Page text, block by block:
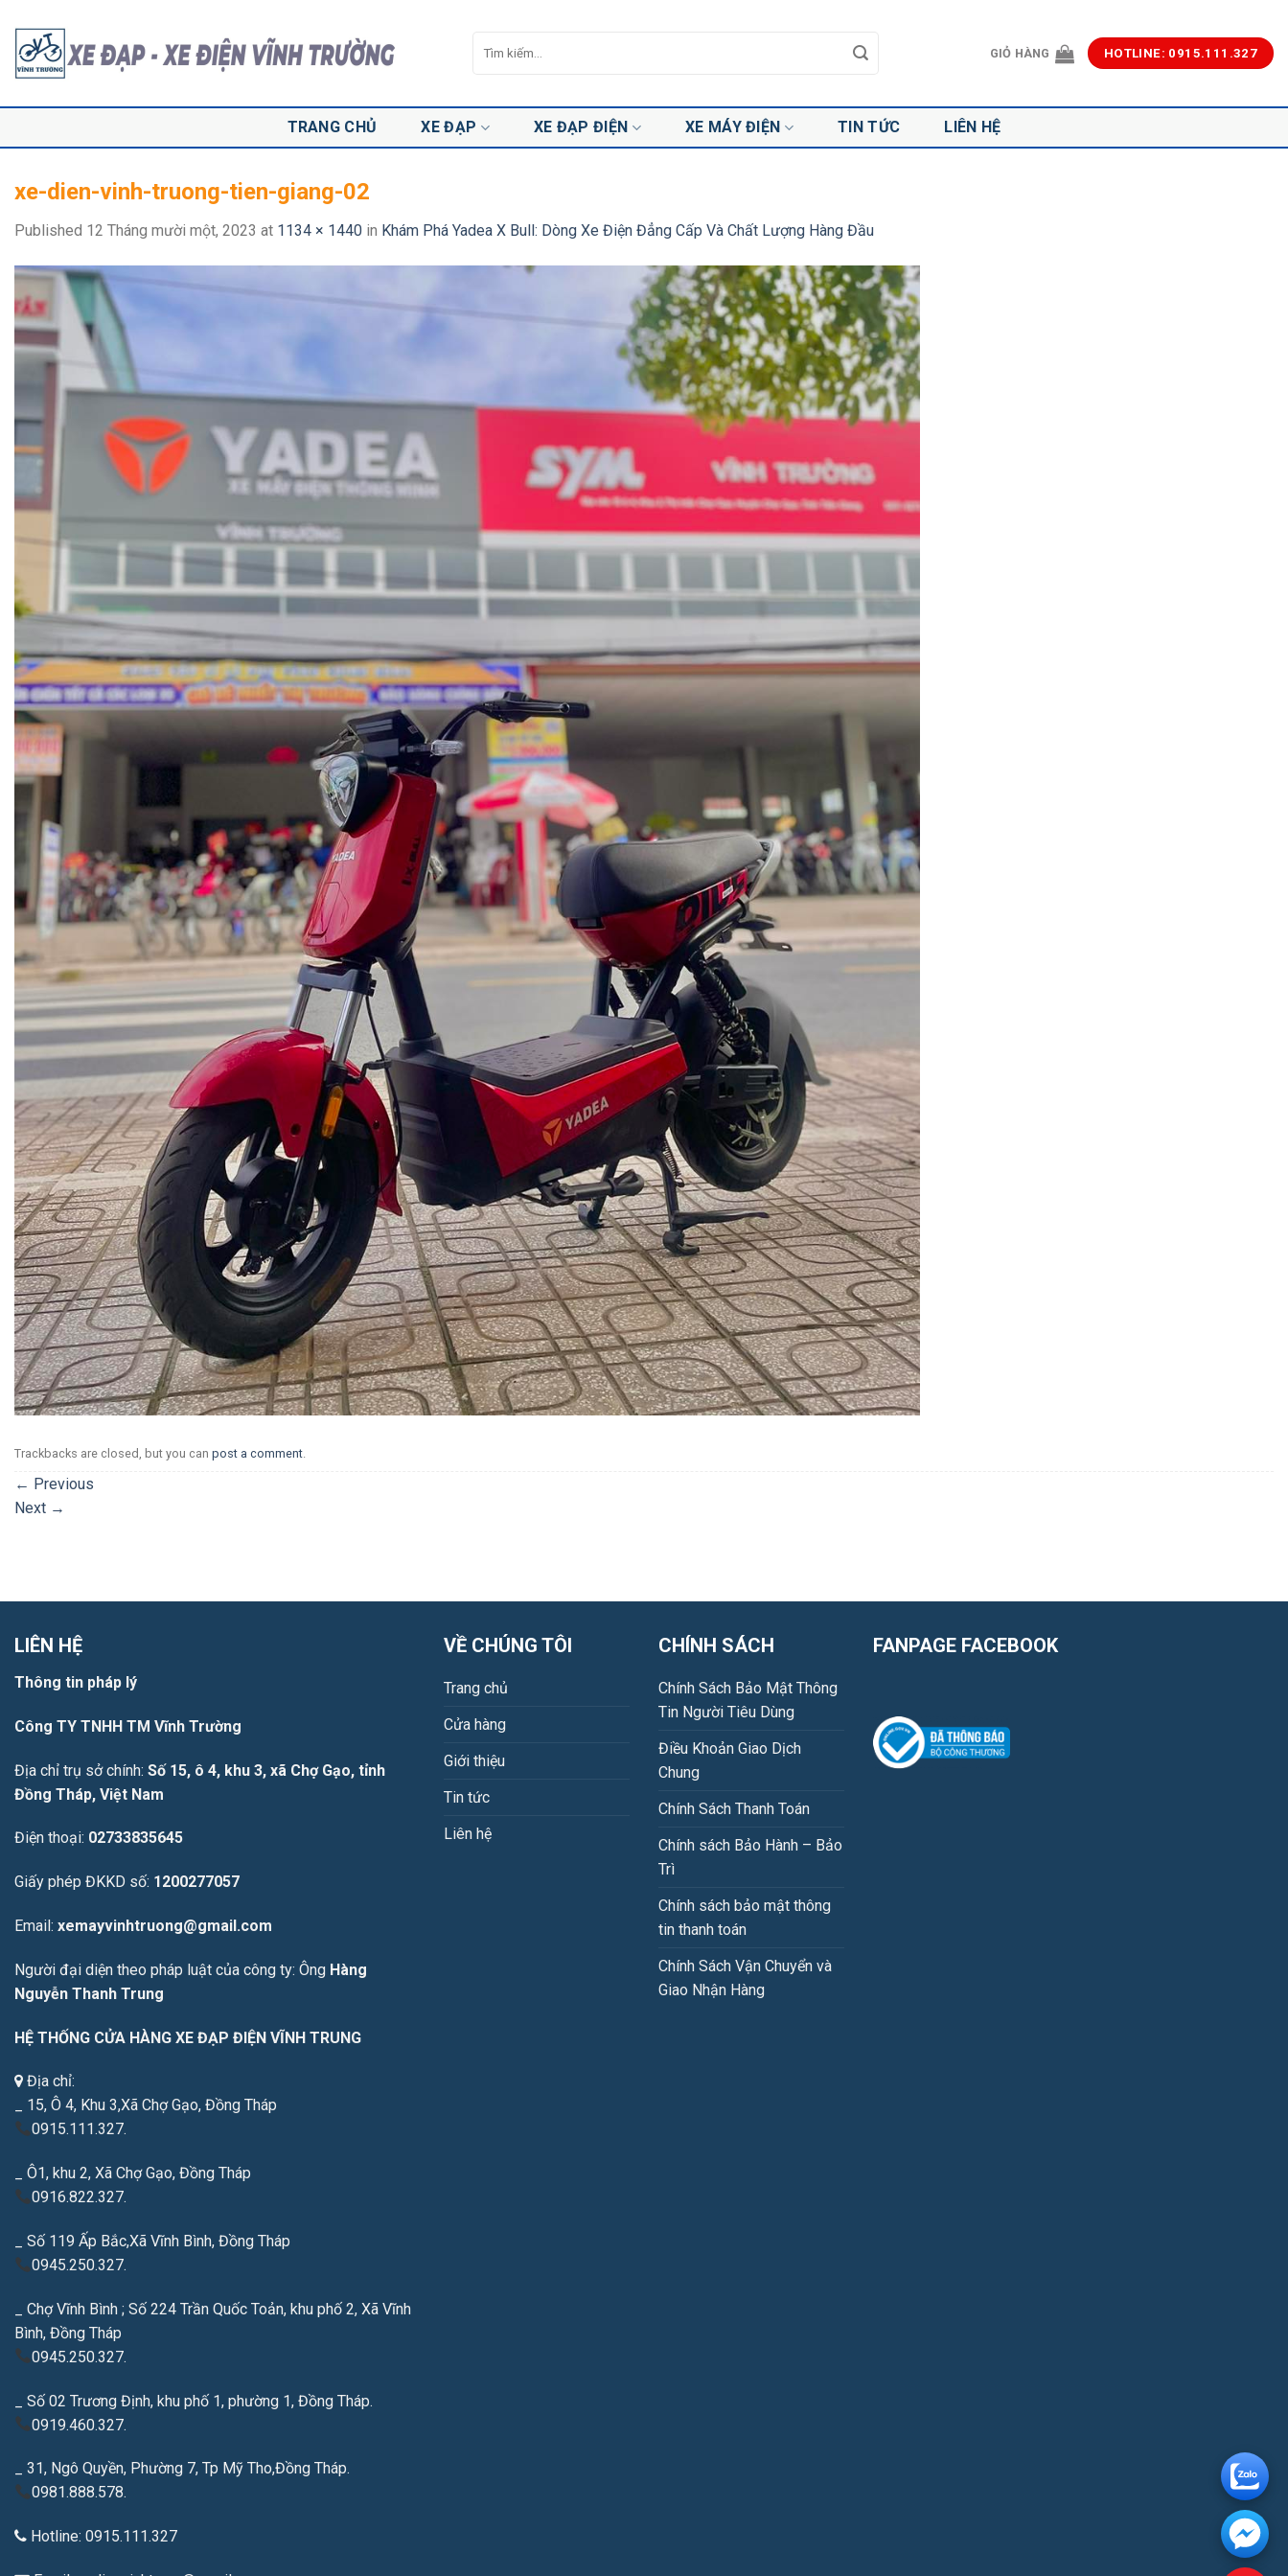
content
kiếm:
GIỎ HÀNG HOTLINE: 0915.111.327
TRANG CHỦ XE ĐẠP XE ĐẠP ĐIỆN XE MÁY ĐIỆN TIN TỨC LIÊN HỆ
xe-dien-vinh-truong-tien-giang-02
Published 12 Tháng mười một, 2023 at 1134 × 1440 in Khám Phá Yadea X Bull: Dòng Xe Điện Đẳng Cấp Và Chất Lượng Hàng Đầu
Trackbacks are closed, but you can post a comment.
← Previous
Next →
LIÊN HỆ
Thông tin pháp lý
Công TY TNHH TM Vĩnh Trường
Địa chỉ trụ sở chính: Số 15, ô 4, khu 3, xã Chợ Gạo, tỉnh
Đồng Tháp, Việt Nam
Điện thoại: 02733835645
Giấy phép ĐKKD số: 1200277057
Email: xemayvinhtruong@gmail.com
Người đại diện theo pháp luật của công ty: Ông Hàng
Nguyễn Thanh Trung
HỆ THỐNG CỬA HÀNG XE ĐẠP ĐIỆN VĨNH TRUNG
Địa chỉ:
_ 15, Ô 4, Khu 3,Xã Chợ Gạo, Đồng Tháp
0915.111.327.
_ Ô1, khu 2, Xã Chợ Gạo, Đồng Tháp
0916.822.327.
_ Số 119 Ấp Bắc,Xã Vĩnh Bình, Đồng Tháp
0945.250.327.
_ Chợ Vĩnh Bình ; Số 224 Trần Quốc Toản, khu phố 2, Xã Vĩnh
Bình, Đồng Tháp
0945.250.327.
_ Số 02 Trương Định, khu phố 1, phường 1, Đồng Tháp.
0919.460.327.
_ 31, Ngô Quyền, Phường 7, Tp Mỹ Tho,Đồng Tháp.
0981.888.578.
Hotline: 0915.111.327
VỀ CHÚNG TÔI
Trang chủ
Cửa hàng
Giới thiệu
Tin tức
Liên hệ
CHÍNH SÁCH
Chính Sách Bảo Mật Thông
Tin Người Tiêu Dùng
Điều Khoản Giao Dịch
Chung
Chính Sách Thanh Toán
Chính sách Bảo Hành – Bảo
Trì
Chính sách bảo mật thông
tin thanh toán
Chính Sách Vận Chuyển và
Giao Nhận Hàng
FANPAGE FACEBOOK